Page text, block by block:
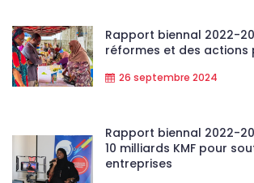
26 septembre 2024
Rapport biennal 2022-
réformes et des actions
Rapport biennal 2022-
10 milliards KMF pour
entreprises